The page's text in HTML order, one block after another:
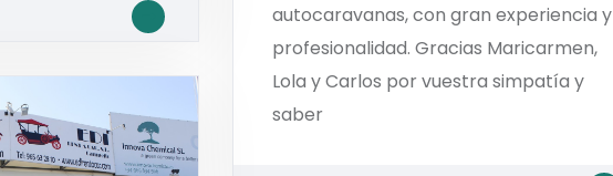
autocaravanas, con gran experiencia y
profesionalidad. Gracias Maricarmen,
Lola y Carlos por vuestra simpatía y
saber